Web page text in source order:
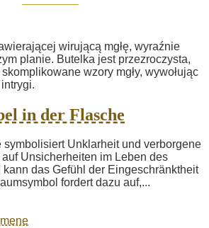
in der Flasche
symbolisiert Unklarheit und verborgene
Unsicherheiten im Leben des
das Gefühl der Eingeschränktheit
fordert dazu auf,...